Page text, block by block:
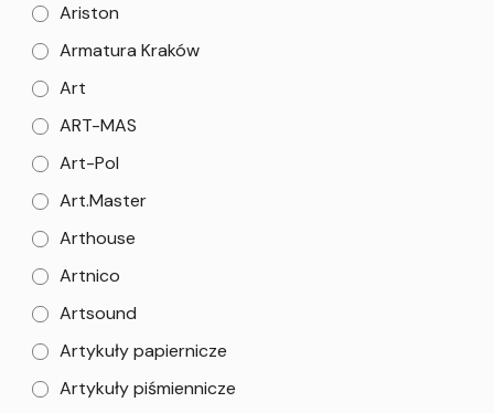
Ariston
Armatura Kraków
Art
ART-MAS
Art-Pol
Art.Master
Arthouse
Artnico
Artsound
Artykuły papiernicze
Artykuły piśmiennicze